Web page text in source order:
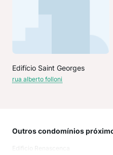
Edifício Saint Georges
rua alberto folloni
Outros condomínios
Edificio Renascenca